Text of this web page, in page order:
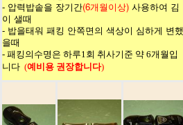
- 압력밥솥을 장기간(6개월이상) 사용하여 김
이 샐때
- 밥을태워 패킹 안쪽면의 색상이 심하게 변했
을때
- 패킹의수명은 하루1회 취사기준 약 6개월입
니다 (예비용 권장합니다)